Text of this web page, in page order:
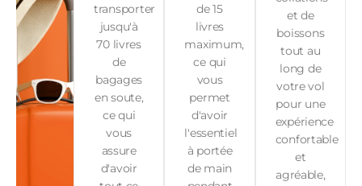
transporter
jusqu'à
70 livres
de
bagages
en soute,
ce qui
vous
assure
d'avoir
de 15
livres
maximum,
ce qui
vous
permet
d'avoir
l'essentiel
à portée
de main
et de
boissons
tout au
long de
votre vol
pour une
expérience
confortable
et
agréable,